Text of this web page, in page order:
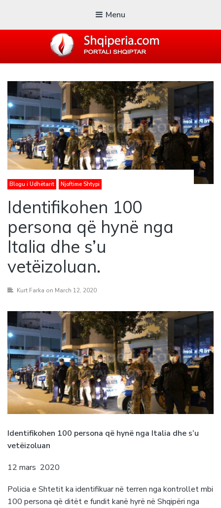
Menu
Blogu i ShqiperiaCom
Blogu i Udhëtarit Njoftime Shtypi
Identifikohen 100
persona që hynë nga
Italia dhe s’u
vetëizoluan.
Kurt Farka on March 12, 2020
Identifikohen 100 persona që hynë nga Italia dhe s’u
vetëizoluan
12 mars 2020
Policia e Shtetit ka identifikuar në terren nga kontrollet mbi
100 persona që ditët e fundit kanë hyrë në Shqipëri nga